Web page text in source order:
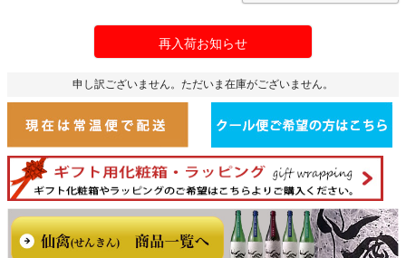
再入荷お知らせ
申し訳ございません。ただいま在庫がございません。